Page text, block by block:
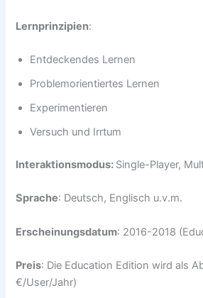
Lernprinzipien:
Entdeckendes Lernen
Problemorientiertes Lernen
Experimentieren
Versuch und Irrtum
Interaktionsmodus: Single-Player,
Sprache: Deutsch, Englisch u.v.m.
Erscheinungsdatum: 2016-2018
Preis: Die Education Edition wird als
€/User/Jahr)